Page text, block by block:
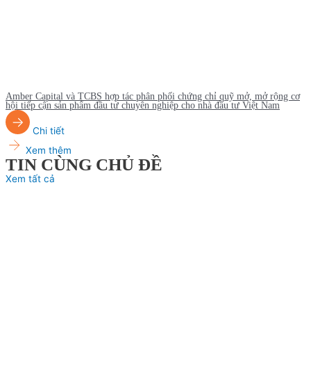
Amber Capital và TCBS hợp tác phân phối chứng chỉ quỹ mở, mở rộng cơ
hội tiếp cận sản phẩm đầu tư chuyên nghiệp cho nhà đầu tư Việt Nam
Chi tiết
Xem thêm
TIN CÙNG CHỦ ĐỀ
Xem tất cả